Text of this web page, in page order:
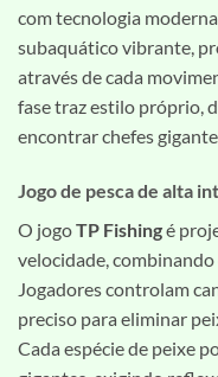
com tecnologia
subaquático vibrante,
através de cada
fase traz estilo próprio,
encontrar chefes
Jogo de pesca de alta
O jogoTP Fishingé
velocidade,
Jogadores controlam
preciso para eliminar
Cada espécie de peixe